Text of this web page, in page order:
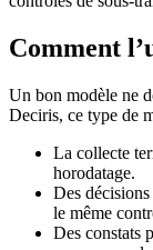
Comment
Un bon modèle ne
Deciris, ce type de
La collecte
horodatage.
Des
le même
Des constats